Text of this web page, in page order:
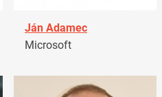
Ján Adamec
Microsoft